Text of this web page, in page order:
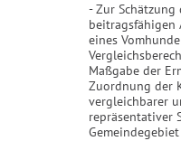
- Zur Schätzung
beitragsfähigen
eines
Maßgabe der
Zuordnung der
vergleichbarer
repräsentativer
Gemeindegebiet